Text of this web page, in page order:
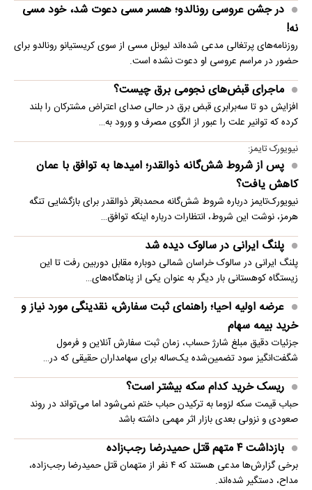
در جشن عروسی رونالدو؛ همسر مسی دعوت شد، خود مسی
نه!
روزنامه‌های پرتغالی مدعی شده‌اند لیونل مسی از سوی کریستیانو رونالدو برای
حضور در مراسم عروسی او دعوت نشده است.
ماجرای قبض‌های نجومی برق چیست؟
افزایش دو تا سه‌برابری قبض برق در حالی صدای اعتراض مشترکان را بلند
کرده که توانیر علت را عبور از الگوی مصرف و ورود به…
نیویورک تایمز:
پس از شروط شش‌گانه ذوالقدر؛ امیدها به توافق با عمان
کاهش یافت؟
نیویورک‌تایمز درباره شروط شش‌گانه محمدباقر ذوالقدر برای بازگشایی تنگه
هرمز، نوشت این شروط، انتظارات درباره اینکه توافق…
پلنگ ایرانی در سالوک دیده شد
پلنگ ایرانی در سالوک خراسان شمالی دوباره مقابل دوربین رفت تا این
زیستگاه کوهستانی بار دیگر به عنوان یکی از پناهگاه‌های…
عرضه اولیه احیا؛ راهنمای ثبت سفارش، نقدینگی مورد نیاز و
خرید بیمه سهام
جزئیات دقیق مبلغ شارژ حساب، زمان ثبت سفارش آنلاین و فرمول
شگفت‌انگیز سود تضمین‌شده یک‌ساله برای سهامداران حقیقی که در…
ریسک خرید کدام سکه بیشتر است؟
حباب قیمت سکه لزوما به ترکیدن حباب ختم نمی‌شود اما می‌تواند در روند
صعودی و نزولی بعدی بازار اثر مهمی داشته باشد
بازداشت ۴ متهم قتل حمیدرضا رجب‌زاده
برخی گزارش‌ها مدعی هستند که ۴ نفر از متهمان قتل حمیدرضا رجب‌زاده،
مداح، دستگیر شده‌اند.